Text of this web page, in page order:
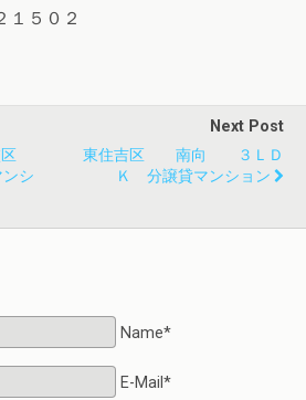
１５０２
区
シ
Next Post
東住吉区 南向 ３ＬＤ
Ｋ 分譲貸マンション
Name*
E-Mail*